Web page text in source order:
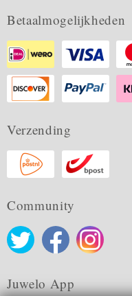
Betaalmogelijkheden
Verzending
Community
Juwelo App